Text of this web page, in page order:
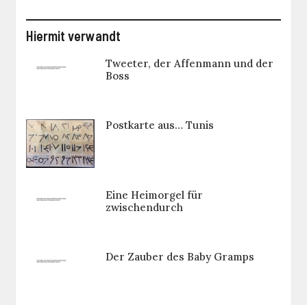
Hiermit verwandt
Tweeter, der Affenmann und der
Boss
Postkarte aus… Tunis
Eine Heimorgel für
zwischendurch
Der Zauber des Baby Gramps